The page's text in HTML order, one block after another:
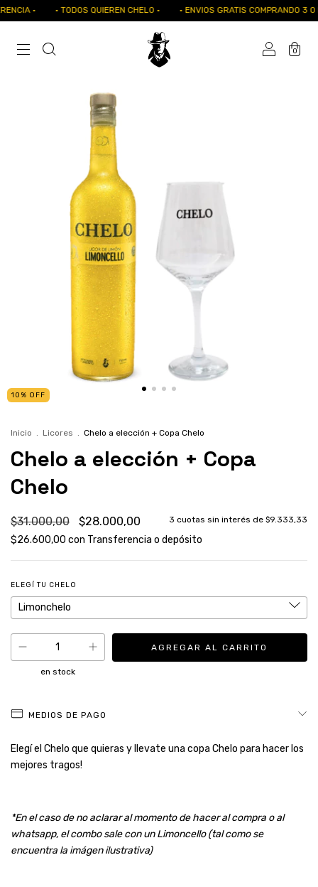
· · TODOS QUIEREN CHELO · · ENVIOS GRATIS COMPRANDO 3 O
0
10 % OFF
Inicio Licores Chelo a elección + Copa Chelo
Chelo a elección + Copa
Chelo
$31.000,00 $28.000,00 3 cuotas sin interés de $9.333,33
$26.600,00 con Transferencia o depósito
ELEGÍ TU CHELO
en stock
MEDIOS DE PAGO
Elegí el Chelo que quieras y llevate una copa Chelo para hacer los
mejores tragos!
*En el caso de no aclarar al momento de hacer al compra o al
whatsapp, el combo sale con un Limoncello (tal como se
encuentra la imágen ilustrativa)